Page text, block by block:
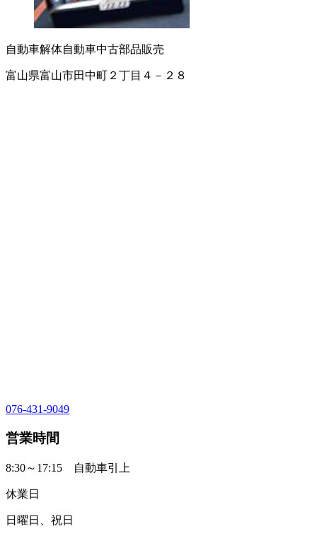
自動車解体自動車中古部品販売
富山県富山市田中町２丁目４－２８
076-431-9049
営業時間
8:30～17:15 自動車引上
休業日
日曜日、祝日